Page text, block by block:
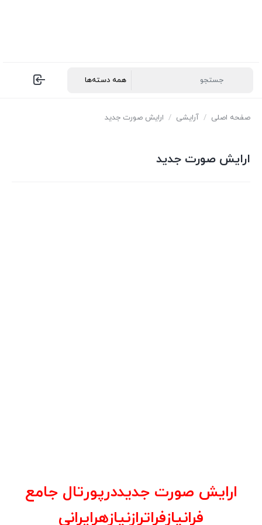
صفحه اصلی / آرایشی / ارایش صورت جدید
ارایش صورت جدید
ارایش صورت جدیددرپورتال جامع
فرانیازفراترازنیازهرایرانی